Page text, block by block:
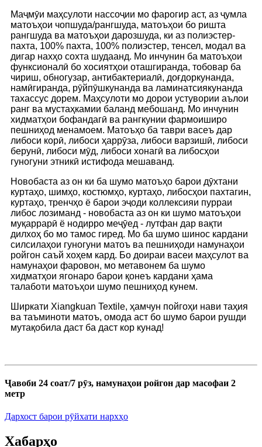
Маҷмӯи маҳсулоти нассоҷии мо фарогир аст, аз ҷумла
матоъҳои чопшуда/рангшуда, матоъҳои бо ришта
рангшуда ва матоъҳои дарозшуда, ки аз полиэстер-
пахта, 100% пахта, 100% полиэстер, тенсел, модал ва
дигар нахҳо сохта шудаанд. Мо инчунин ба матоъҳои
функсионалӣ бо хосиятҳои оташгиранда, тобовар ба
чириш, обногузар, антибактериалӣ, доғдоркунанда,
намӣгиранда, рӯйпӯшкунанда ва ламинатсиякунанда
тахассус дорем. Маҳсулоти мо дорои устувории аълои
ранг ва мустаҳкамии баланд мебошанд. Мо инчунин
хидматҳои бофандагӣ ва рангкунии фармоиширо
пешниҳод менамоем. Матоъҳо ба таври васеъ дар
либоси корӣ, либоси ҳаррӯза, либоси варзишӣ, либоси
берунӣ, либоси мӯд, либоси хонагӣ ва либосҳои
гуногуни этникӣ истифода мешаванд.
Новобаста аз он ки ба шумо матоъҳо барои дӯхтани
куртаҳо, шимҳо, костюмҳо, куртаҳо, либосҳои пахтагин,
куртаҳо, тренчҳо ё барои эҷоди коллексияи пурраи
либос лозиманд - новобаста аз он ки шумо матоъҳои
муқаррарӣ ё нодирро меҷӯед - лутфан дар вақти
дилхоҳ бо мо тамос гиред. Мо ба шумо шинос кардани
силсилаҳои гуногуни матоъ ва пешниҳоди намунаҳои
ройгон саъй хоҳем кард. Бо доираи васеи маҳсулот ва
намунаҳои фаровон, мо метавонем ба шумо
хидматҳои ягонаро барои қонеъ кардани ҳама
талаботи матоъҳои шумо пешниҳод кунем.
Ширкати Xiangkuan Textile, ҳамчун пойгоҳи нави таҳия
ва таъминоти матоъ, омода аст бо шумо барои рушди
мутақобила даст ба даст кор кунад!
Ҷавоби 24 соат/7 рӯз, намунаҳои ройгон дар масофаи 2
метр
Дархост барои рӯйхати нархҳо
Хабарҳо